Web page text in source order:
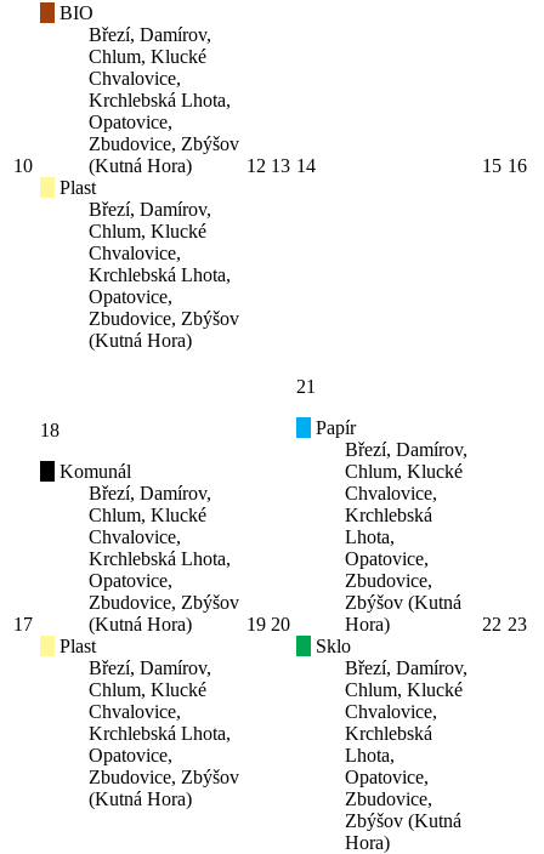
10
BIO
Březí, Damírov,
Chlum, Klucké
Chvalovice,
Krchlebská Lhota,
Opatovice,
Zbudovice, Zbýšov
(Kutná Hora)
Plast
Březí, Damírov,
Chlum, Klucké
Chvalovice,
Krchlebská Lhota,
Opatovice,
Zbudovice, Zbýšov
(Kutná Hora)
12 13 14 15 16
17
18
Komunál
Březí, Damírov,
Chlum, Klucké
Chvalovice,
Krchlebská Lhota,
Opatovice,
Zbudovice, Zbýšov
(Kutná Hora)
Plast
Březí, Damírov,
Chlum, Klucké
Chvalovice,
Krchlebská Lhota,
Opatovice,
Zbudovice, Zbýšov
(Kutná Hora)
19 20
21
Papír
Březí, Damírov,
Chlum, Klucké
Chvalovice,
Krchlebská
Lhota,
Opatovice,
Zbudovice,
Zbýšov (Kutná
Hora)
Sklo
Březí, Damírov,
Chlum, Klucké
Chvalovice,
Krchlebská
Lhota,
Opatovice,
Zbudovice,
Zbýšov (Kutná
Hora)
22 23